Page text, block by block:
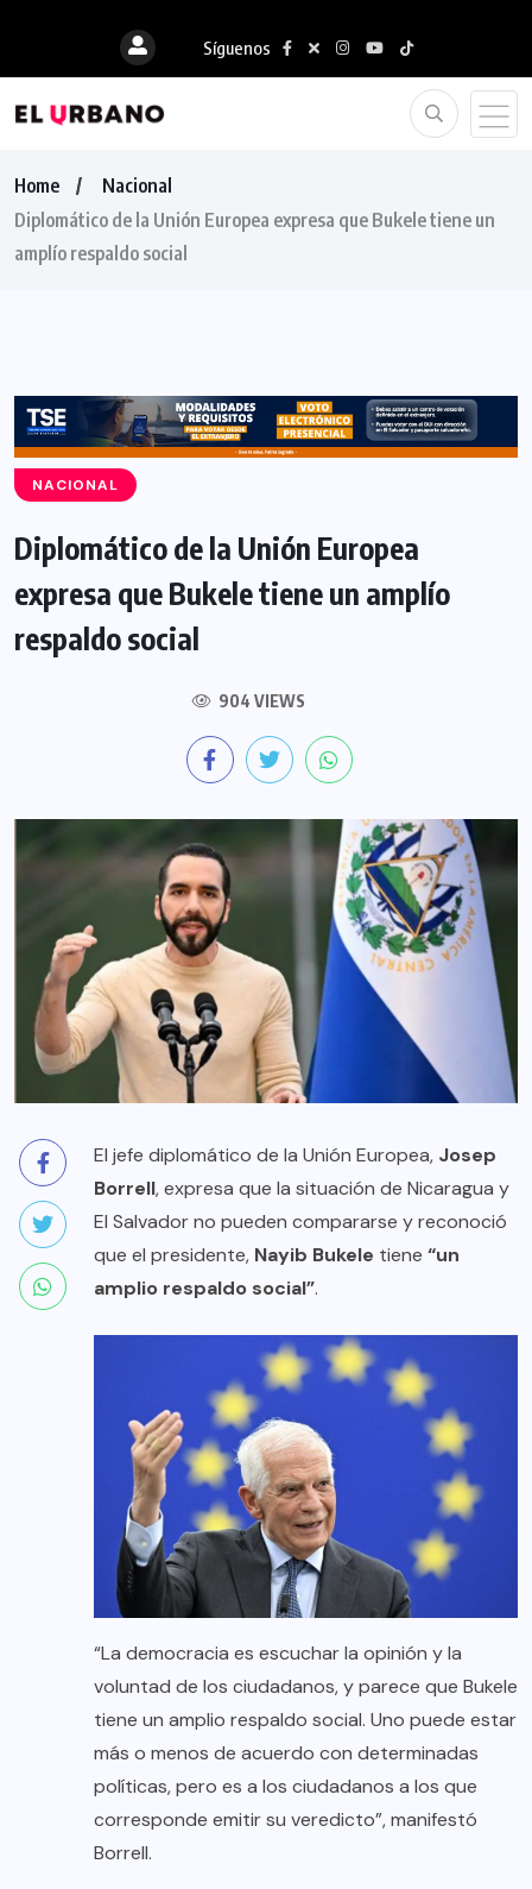
Síguenos
Home
Nacional
Diplomático de la Unión Europea expresa que Bukele tiene un
amplío respaldo social
NACIONAL
Diplomático de la Unión Europea
expresa que Bukele tiene un amplío
respaldo social
904 VIEWS
El jefe diplomático de la Unión Europea, Josep
Borrell, expresa que la situación de Nicaragua y
El Salvador no pueden compararse y reconoció
que el presidente, Nayib Bukele tiene “un
amplio respaldo social”.
“La democracia es escuchar la opinión y la
voluntad de los ciudadanos, y parece que Bukele
tiene un amplio respaldo social. Uno puede estar
más o menos de acuerdo con determinadas
políticas, pero es a los ciudadanos a los que
corresponde emitir su veredicto”, manifestó
Borrell.